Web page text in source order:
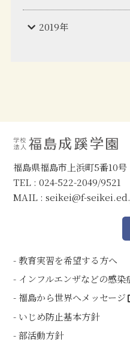
2019年
福島県福島市上浜町5番10号
TEL : 024-522-2049/9521
MAIL :seikei@f-
教育実習を希望する方へ
インフルエンザなどの感
福島から世界へメッセージ
いじめ防止基本方針
部活動方針